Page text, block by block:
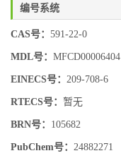
编号系统
CAS号： 591-22-0
MDL号： MFCD00006404
EINECS号： 209-708-6
RTECS号： 暂无
BRN号： 105682
PubChem号： 24882271